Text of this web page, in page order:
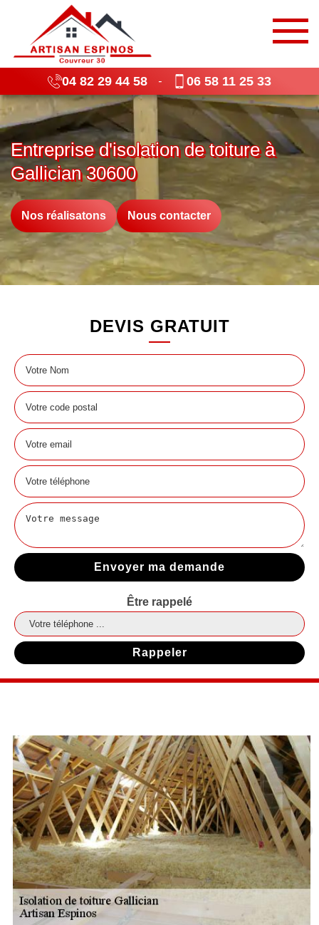
04 82 29 44 58 - 06 58 11 25 33
Entreprise d'isolation de toiture à
Gallician 30600
Nos réalisatons Nous contacter
DEVIS GRATUIT
Être rappelé